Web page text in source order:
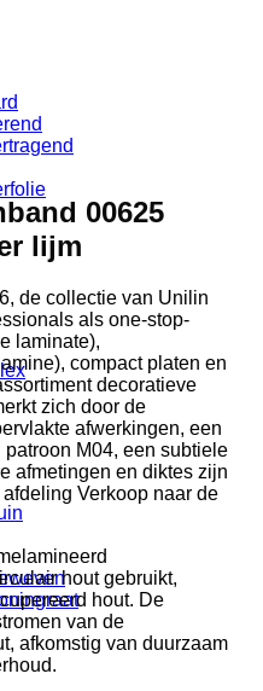
00625
lijm
de collectie van Unilin
als one-stop-
laminate),
compact platen en
decoratieve
zich door de
afwerkingen, een
M04, een subtiele
afmetingen en diktes zijn
Verkoop naar de
hout gebruikt,
hout. De
van de
afkomstig van duurzaam